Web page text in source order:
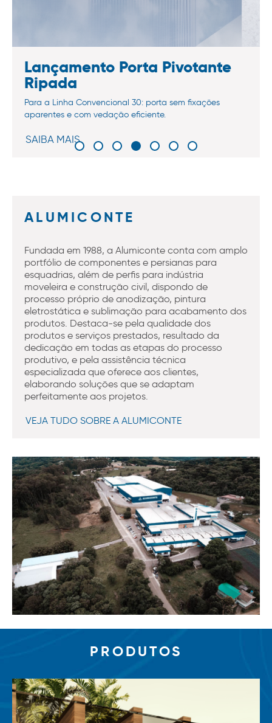
Lançamento Porta Pivotante
Ripada
Para a Linha Convencional 30: porta sem fixações
aparentes e com vedação eficiente.
SAIBA MAIS
ALUMICONTE
Fundada em 1988, a Alumiconte conta com amplo
portfólio de componentes e persianas para
esquadrias, além de perfis para indústria
moveleira e construção civil, dispondo de
processo próprio de anodização, pintura
eletrostática e sublimação para acabamento dos
produtos. Destaca-se pela qualidade dos
produtos e serviços prestados, resultado da
dedicação em todas as etapas do processo
produtivo, e pela assistência técnica
especializada que oferece aos clientes,
elaborando soluções que se adaptam
perfeitamente aos projetos.
VEJA TUDO SOBRE A ALUMICONTE
PRODUTOS